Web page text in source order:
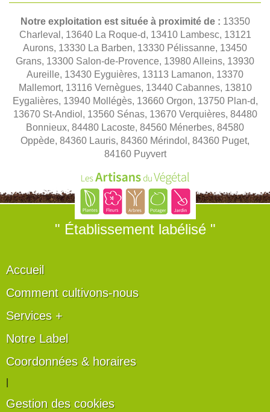
Notre exploitation est située à proximité de : 13350
Charleval, 13640 La Roque-d, 13410 Lambesc, 13121
Aurons, 13330 La Barben, 13330 Pélissanne, 13450
Grans, 13300 Salon-de-Provence, 13980 Alleins, 13930
Aureille, 13430 Eyguières, 13113 Lamanon, 13370
Mallemort, 13116 Vernègues, 13440 Cabannes, 13810
Eygalières, 13940 Mollégès, 13660 Orgon, 13750 Plan-d,
13670 St-Andiol, 13560 Sénas, 13670 Verquières, 84480
Bonnieux, 84480 Lacoste, 84560 Ménerbes, 84580
Oppède, 84360 Lauris, 84360 Mérindol, 84360 Puget,
84160 Puyvert
" Établissement labélisé "
Accueil
Comment cultivons-nous
Services +
Notre Label
Coordonnées & horaires
Gestion des cookies